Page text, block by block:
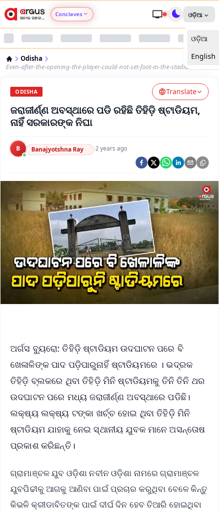
Conclaves
Argus Nari Shakti
Argus Health Connect
Argus Swaad Odisha
Argus Chalo Dekhein Apna Desh
ଓଡ଼ିଆ
ଓଡ଼ିଆ
English
Odisha
Even-after-the-opening-the-player-could-not-set-foot-in-the-stadium
ODISHA Translate
ଜରାଜୀର୍ଣ୍ଣ ଅବସ୍ଥାରେ ପଡି ରହିଛି ତିହିଡ଼ି ଷ୍ଟାଡିୟମ,
ନାହିଁ ସରକାରଙ୍କ ନିଘା
B Banajyotshna Ray ·2 years ago
ଅର୍ଗସ ବ୍ୟୁରୋ: ତିହିଡ଼ି ଷ୍ଟାଡିୟମ ଉଦଘାଟନ ପରେ ବି
ଖେଳାଳିଙ୍କ ପାଦ ପଡ଼ିପାରୁନାହିଁ ଷ୍ଟାଡିୟମରେ । ଭଦ୍ରକ
ତିହିଡ଼ି ବ୍ଲକରେ ଥିବା ତିହିଡ଼ି ମିନି ଷ୍ଟାଡିୟମକୁ ତିନି ତିନି ଥର
ଉଦଘାଟନ ପରେ ମଧ୍ୟ ଜରାଜୀର୍ଣ୍ଣ ଅବସ୍ଥାରେ ପଡିଛି।
ଲକ୍ଷ୍ୟ ଲକ୍ଷ୍ୟ ଟଙ୍କା ଖର୍ଚ୍ଚ ହୋଇ ଥିବା ତିହିଡ଼ି ମିନି
ଷ୍ଟାଡିୟମ ଯାହାକୁ ନେଇ ସ୍ଥାନୀୟ ଯୁବକ ମାନେ ଅସନ୍ତୋଷ
ପ୍ରକାଶ କରିଛନ୍ତି।
ଗ୍ରାମାଞ୍ଚଳ ଯୁବ ଓଡ଼ିଶା ନବୀନ ଓଡ଼ିଶା ନାମରେ ଗ୍ରାମାଞ୍ଚଳ
ଯୁବପିଢୀକୁ ଆଗକୁ ଆଣିବା ପାଇଁ ପ୍ରଚାର କରୁଥିବା ବେଳେ କିନ୍ତୁ
କିଭଳି କ୍ରୀଡାବିତଙ୍କ ପାଇଁ ଦୀର୍ଘ ଦିନ ହେବ ତିଆରି ହୋଇଥିବା